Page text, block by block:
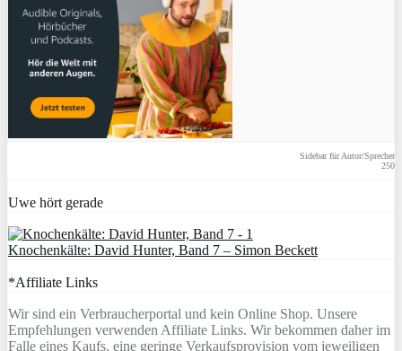
Sidebar für Autor/Sprecher
250
Uwe hört gerade
Knochenkälte: David Hunter, Band 7 – Simon Beckett
*Affiliate Links
Wir sind ein Verbraucherportal und kein Online Shop. Unsere
Empfehlungen verwenden Affiliate Links. Wir bekommen daher im
Falle eines Kaufs, eine geringe Verkaufsprovision vom jeweiligen